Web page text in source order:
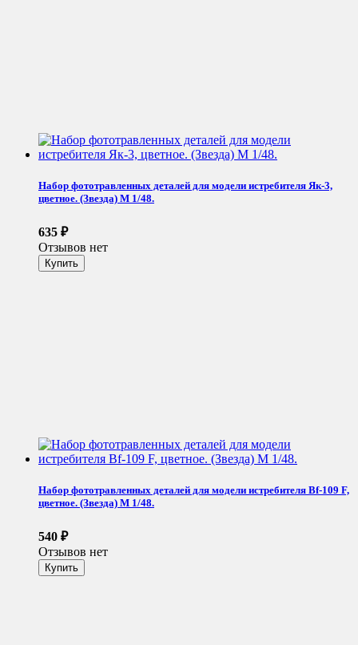
Набор фототравленных деталей для модели истребителя Як-3,
цветное. (Звезда) М 1/48.
635 ₽
Отзывов нет
Набор фототравленных деталей для модели истребителя Bf-109 F,
цветное. (Звезда) М 1/48.
540 ₽
Отзывов нет